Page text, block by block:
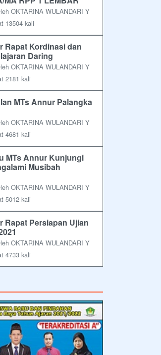
OKTARINA WULANDARI Y
13504 kali
Rapat Kordinasi dan
Daring
OKTARINA WULANDARI Y
2181 kali
MTs Annur Palangka
OKTARINA WULANDARI Y
4681 kali
MTs Annur Kunjungi
Musibah
OKTARINA WULANDARI Y
5012 kali
Rapat Persiapan Ujian
OKTARINA WULANDARI Y
4733 kali